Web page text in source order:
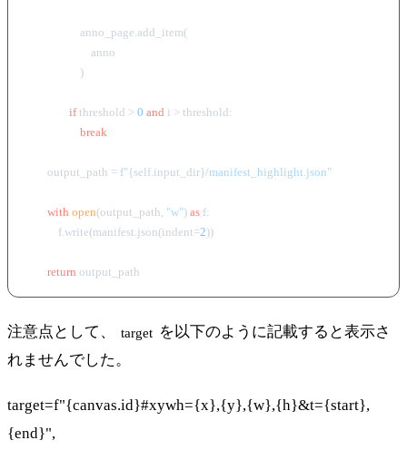
                    anno_page.add_item(
                        anno
                    )
if threshold > 0 and i > threshold:
break
        output_path =
f"{self.input_dir}/manifest_highlight.json"
with open(output_path, "w") as f:
            f.write(manifest.json(indent=
2))
return
注意点として、 target を以下のように記載すると表示さ
れませんでした。
target=f"{canvas.id}#xywh={x},{y},{w},{h}&t={start},
{end}",